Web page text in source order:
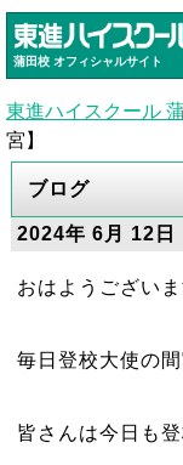
蒲田校 オフィシャルサイト
東進ハイスクール
宮】
ブログ
2024年 6月 12日
おはようございま
毎日登校大使の間
皆さんは今日も